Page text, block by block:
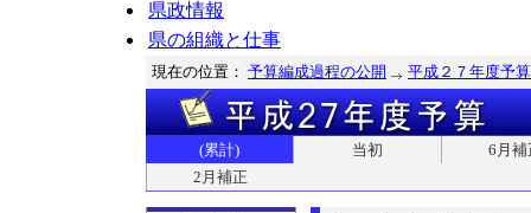
県政情報
県の組織と仕事
現在の位置： 予算編成過程の公開 平成２７年度予算
(累計) 当初
6月補
2月補正